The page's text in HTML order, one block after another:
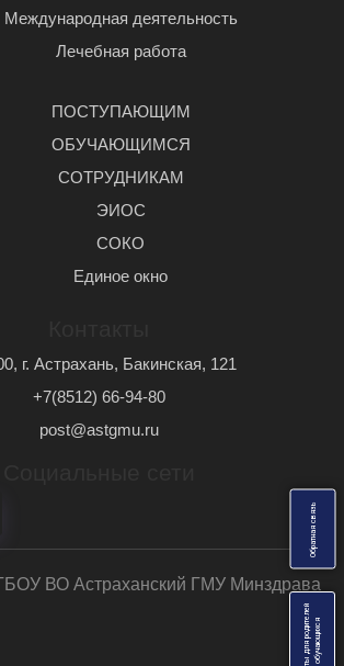
О
б
р
а
т
н
а
я
с
в
я
з
ь
Анкеты для родителейя
Международная деятельность
Лечебная работа
ПОСТУПАЮЩИМ
ОБУЧАЮЩИМСЯ
СОТРУДНИКАМ
ЭИОС
СОКО
Единое окно
г. Астрахань, Бакинская, 121
+7(8512) 66-94-80
post@astgmu.ru
ВО Астраханский ГМУ Минздрава